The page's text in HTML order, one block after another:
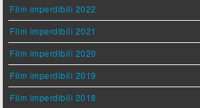
Film imperdibili 2022
Film imperdibili 2021
Film imperdibili 2020
Film imperdibili 2019
Film imperdibili 2018